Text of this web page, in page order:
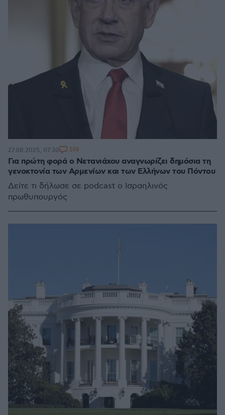
Για πρώτη φορά ο Νετανιάχου αναγνωρίζει δημόσια τη
γενοκτονία των Αρμενίων και των Ελλήνων του Πόντου
Δείτε τι δήλωσε σε podcast ο Ισραηλινός
πρωθυπουργός
27.08.2025, 07:30 519